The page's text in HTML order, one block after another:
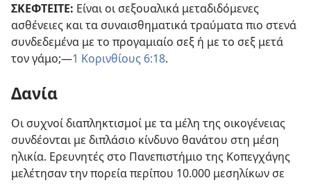
ΣΚΕΦΤΕΙΤΕ: Είναι οι σεξουαλικά μεταδιδόμενες
ασθένειες και τα συναισθηματικά τραύματα πιο στενά
συνδεδεμένα με το προγαμιαίο σεξ ή με το σεξ μετά
τον γάμο;​—1 Κορινθίους 6:18.
Δανία
Οι συχνοί διαπληκτισμοί με τα μέλη της οικογένειας
συνδέονται με διπλάσιο κίνδυνο θανάτου στη μέση
ηλικία. Ερευνητές στο Πανεπιστήμιο της Κοπεγχάγης
μελέτησαν την πορεία περίπου 10.000 μεσηλίκων σε